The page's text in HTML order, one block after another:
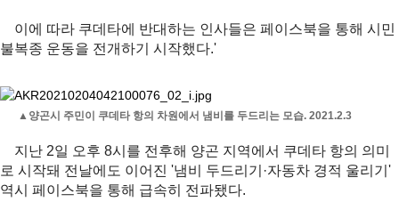
이에 따라 쿠데타에 반대하는 인사들은 페이스북을 통해 시민
불복종 운동을 전개하기 시작했다.'
▲양곤시 주민이 쿠데타 항의 차원에서 냄비를 두드리는 모습. 2021.2.3
지난 2일 오후 8시를 전후해 양곤 지역에서 쿠데타 항의 의미
로 시작돼 전날에도 이어진 '냄비 두드리기·자동차 경적 울리기'
역시 페이스북을 통해 급속히 전파됐다.